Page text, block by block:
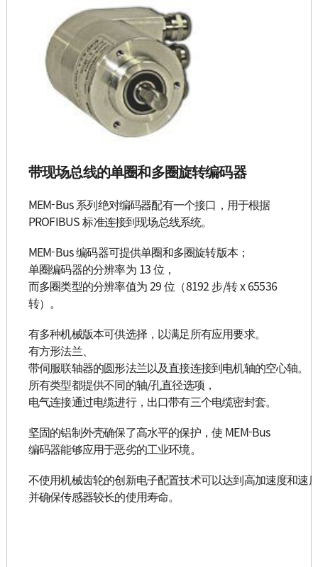
带现场总线的单圈和多圈旋转编码器
MEM-Bus 系列绝对编码器配有一个接口，用于根据
PROFIBUS 标准连接到现场总线系统。
MEM-Bus 编码器可提供单圈和多圈旋转版本；
单圈编码器的分辨率为 13 位，
而多圈类型的分辨率值为 29 位（8192 步/转 x 65536
转）。
有多种机械版本可供选择，以满足所有应用要求。
有方形法兰、
带伺服联轴器的圆形法兰以及直接连接到电机轴的空心轴。
所有类型都提供不同的轴/孔直径选项，
电气连接通过电缆进行，出口带有三个电缆密封套。
坚固的铝制外壳确保了高水平的保护，使 MEM-Bus
编码器能够应用于恶劣的工业环境。
不使用机械齿轮的创新电子配置技术可以达到高加速度和速
并确保传感器较长的使用寿命。